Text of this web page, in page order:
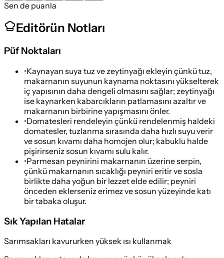
Sen de puanla
Editörün Notları
Püf Noktaları
•Kaynayan suya tuz ve zeytinyağı ekleyin çünkü tuz,
makarnanın suyunun kaynama noktasını yükselterek
iç yapısının daha dengeli olmasını sağlar; zeytinyağı
ise kaynarken kabarcıkların patlamasını azaltır ve
makarnanın birbirine yapışmasını önler.
•Domatesleri rendeleyin çünkü rendelenmiş haldeki
domatesler, tuzlanma sırasında daha hızlı suyu verir
ve sosun kıvamı daha homojen olur; kabuklu halde
pişirirseniz sosun kıvamı sulu kalır.
•Parmesan peynirini makarnanın üzerine serpin,
çünkü makarnanın sıcaklığı peyniri eritir ve sosla
birlikte daha yoğun bir lezzet elde edilir; peyniri
önceden eklerseniz erimez ve sosun yüzeyinde katı
bir tabaka oluşur.
Sık Yapılan Hatalar
Sarımsakları kavururken yüksek ısı kullanmak